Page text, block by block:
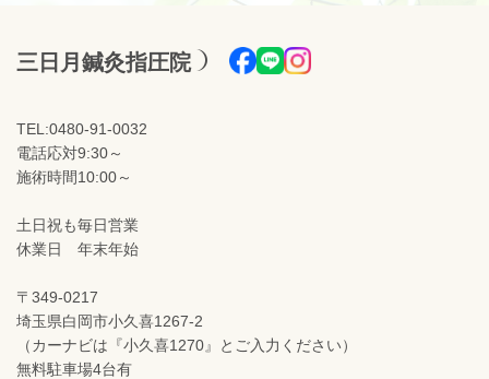
三日月鍼灸指圧院
TEL:0480-91-0032
電話応対9:30～
施術時間10:00～
土日祝も毎日営業
休業日 年末年始
〒349-0217
埼玉県白岡市小久喜1267-2
（カーナビは『小久喜1270』とご入力ください）
無料駐車場4台有